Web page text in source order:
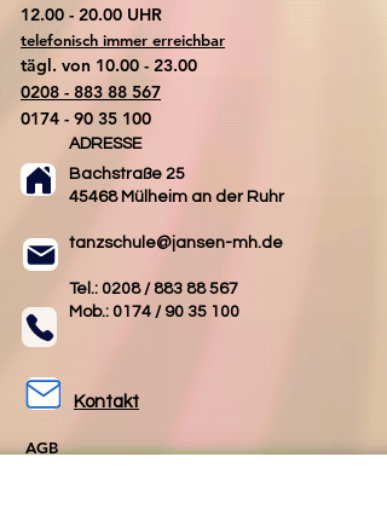
​12.00 - 20.00 UHR
telefonisch immer erreichbar
tägl. von 10.00 - 23.00
0208 - 883 88 567
0174 - 90 35 100
ADRESSE
Bachstraße 25
45468 Mülheim an der Ruhr
tanzschule@jansen-mh.de
Tel.: 0208 / 883 88 567
Mob.: 0174 / 90 35 100
Kontakt
AGB